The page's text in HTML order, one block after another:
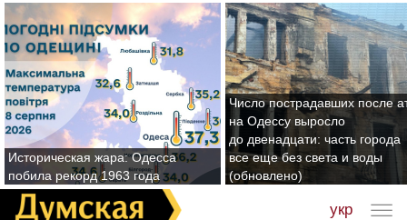
Историческая жара: Одесса
побила рекорд 1963 года
Число пострадавших после
на Одессу выросло
до двенадцати: часть города
все еще без света и воды
(обновлено)
укр